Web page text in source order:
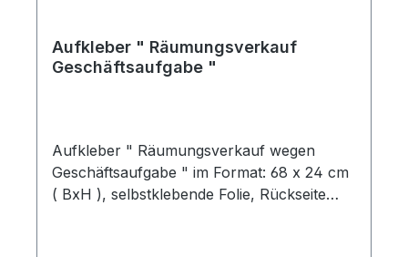
Aufkleber " Räumungsverkauf
Geschäftsaufgabe "
Aufkleber " Räumungsverkauf wegen
Geschäftsaufgabe " im Format: 68 x 24 cm
( BxH ), selbstklebende Folie, Rückseite